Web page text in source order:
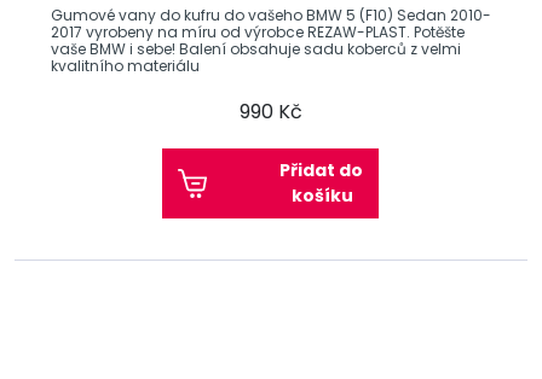
Gumové vany do kufru do vašeho BMW 5 (F10) Sedan 2010-
2017 vyrobeny na míru od výrobce REZAW-PLAST. Potěšte
vaše BMW i sebe! Balení obsahuje sadu koberců z velmi
kvalitního materiálu
990 Kč
Přidat do
košíku